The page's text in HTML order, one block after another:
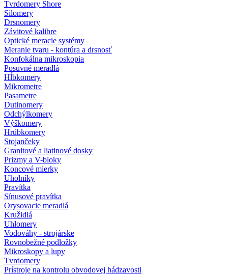
Tvrdomery Shore
Silomery
Drsnomery
Závitové kalibre
Optické meracie systémy
Meranie tvaru - kontúra a drsnosť
Konfokálna mikroskopia
Posuvné meradlá
Hĺbkomery
Mikrometre
Pasametre
Dutinomery
Odchýlkomery
Výškomery
Hrúbkomery
Stojančeky
Granitové a liatinové dosky
Prizmy a V-bloky
Koncové mierky
Uholníky
Pravítka
Sínusové pravítka
Orysovacie meradlá
Kružidlá
Uhlomery
Vodováhy - strojárske
Rovnobežné podložky
Mikroskopy a lupy
Tvrdomery
Prístroje na kontrolu obvodovej hádzavosti